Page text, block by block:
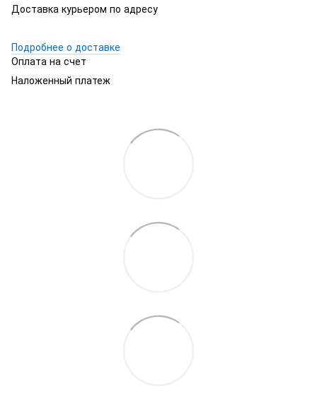
Доставка курьером по адресу
Подробнее о доставке
Оплата на счет
Наложенный платеж